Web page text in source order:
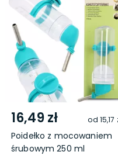
16,49 zł od 15,17
Poidełko z mocowaniem
śrubowym 250 ml